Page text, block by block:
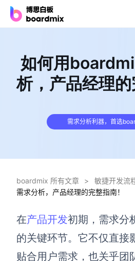
产品
博思白板
博思白板SDK
博思白板离线版
博思设计
一体化产品设计工具
如何用
析，产品经理的
需求分析利器，首选
boardmix 所有文章 > 敏捷开发流
需求分析，产品经理的完整指南！
在产品开发初期，需求分
的关键环节。它不仅直接
贴合用户需求，也关乎团